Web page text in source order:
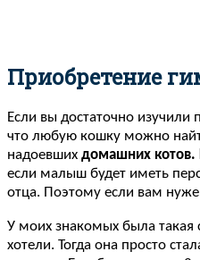
Приобретение
Если вы достаточно
что любую кошку можно
надоевших домашних котов.
если малыш будет иметь
отца. Поэтому если вам
У моих знакомых была такая
хотели. Тогда она просто